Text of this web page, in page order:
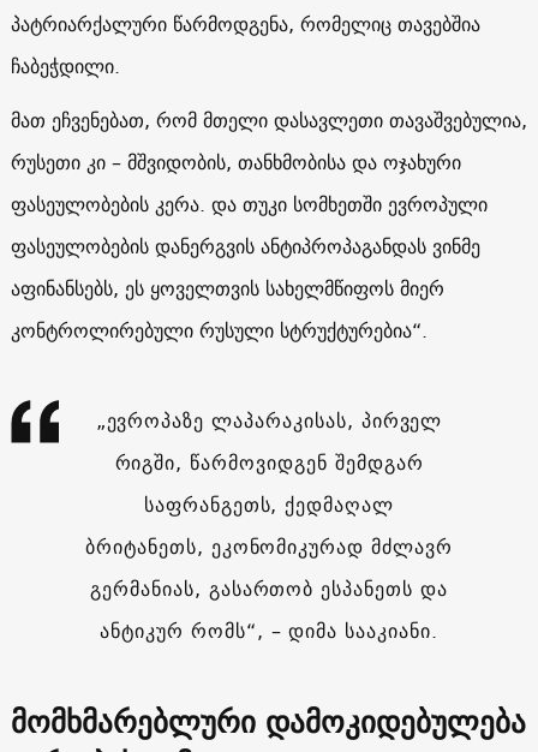
პატრიარქალური წარმოდგენა, რომელიც თავებშია
ჩაბეჭდილი.
მათ ეჩვენებათ, რომ მთელი დასავლეთი თავაშვებულია,
რუსეთი კი – მშვიდობის, თანხმობისა და ოჯახური
ფასეულობების კერა. და თუკი სომხეთში ევროპული
ფასეულობების დანერგვის ანტიპროპაგანდას ვინმე
აფინანსებს, ეს ყოველთვის სახელმწიფოს მიერ
კონტროლირებული რუსული სტრუქტურებია“.
„ევროპაზე ლაპარაკისას, პირველ
რიგში, წარმოვიდგენ შემდგარ
საფრანგეთს, ქედმაღალ
ბრიტანეთს, ეკონომიკურად მძლავრ
გერმანიას, გასართობ ესპანეთს და
ანტიკურ რომს“, – დიმა სააკიანი.
მომხმარებლური დამოკიდებულება